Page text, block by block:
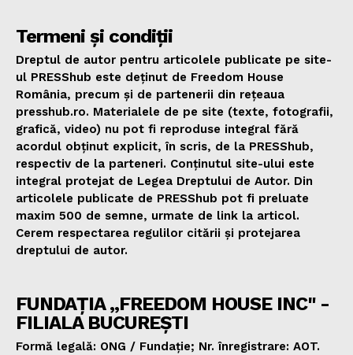
Termeni și condiții
Dreptul de autor pentru articolele publicate pe site-
ul PRESShub este deținut de Freedom House
România, precum și de partenerii din rețeaua
presshub.ro. Materialele de pe site (texte, fotografii,
grafică, video) nu pot fi reproduse integral fără
acordul obținut explicit, în scris, de la PRESShub,
respectiv de la parteneri. Conținutul site-ului este
integral protejat de Legea Dreptului de Autor. Din
articolele publicate de PRESShub pot fi preluate
maxim 500 de semne, urmate de link la articol.
Cerem respectarea regulilor citării și protejarea
dreptului de autor.
FUNDAȚIA „FREEDOM HOUSE INC" -
FILIALA BUCUREȘTI
Formă legală: ONG / Fundație; Nr. înregistrare: AOT.